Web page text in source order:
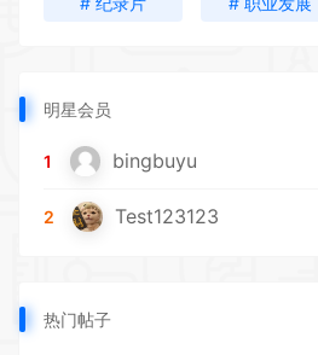
明星会员
1 bingbuyu
2 Test123123
热门帖子